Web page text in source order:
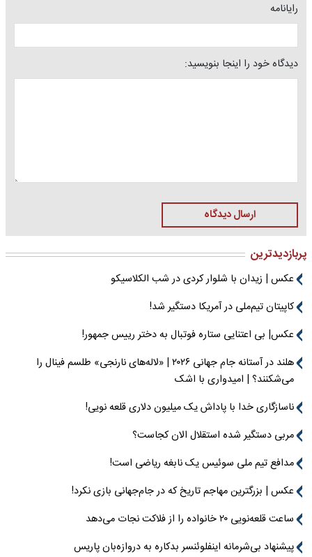
رایانامه
دیدگاه خود را اینجا بنویسید:
ارسال دیدگاه
پربازدیدترین
عکس | زیدان با شلوار کردی در شب الکلاسیکو
کاپیتان تیم‌ملی در آمریکا دستگیر شد!
عکس| بی اعتنایی ستاره فوتبال به دختر رییس جمهور!
هلند در آستانه جام جهانی ۲۰۲۶ | «لاله‌های نارنجی» طلسم فینال را
می‌شکنند؟ | امیدواری با اشک
ناسازگاری خدا با پاداش یک میلیون دلاری قلعه نویی!
مربی دستگیر شده استقلال الان کجاست؟
مدافع تیم ملی سوئیس یک نابغه ریاضی است!
عکس | بزرگترین مهاجم تاریخ که در جام‌جهانی بازی نکرد!
ساعت قلعه‌نویی ۲۰ خانواده را از فلاکت نجات می‌دهد
پیشنهاد بی‌شرمانه اینفلوئنسر بدکاره به دروازه‌بان پاریس